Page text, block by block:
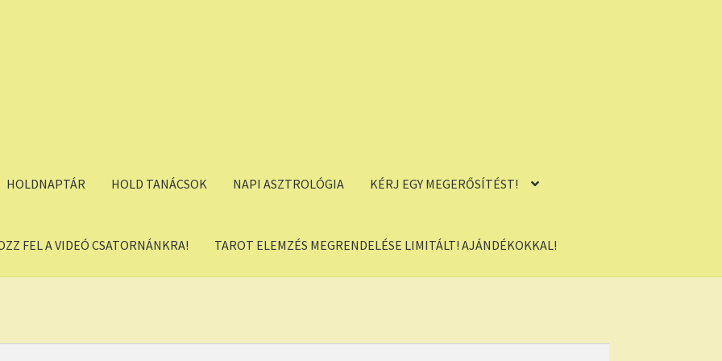
HOLDNAPTÁR HOLD TANÁCSOK NAPI ASZTROLÓGIA KÉRJ EGY MEGERŐSÍTÉST!
FEL A VIDEÓ CSATORNÁNKRA! TAROT ELEMZÉS MEGRENDELÉSE LIMITÁLT! AJÁNDÉKOKKAL!